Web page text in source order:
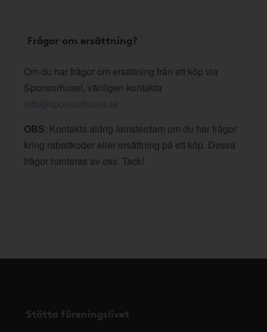
Frågor om ersättning?
Om du har frågor om ersättning från ett köp via
Sponsorhuset, vänligen kontakta
info@sponsorhuset.se
OBS: Kontakta aldrig Iamsterdam om du har frågor
kring rabattkoder eller ersättning på ett köp. Dessa
frågor hanteras av oss. Tack!
Stötta föreningslivet